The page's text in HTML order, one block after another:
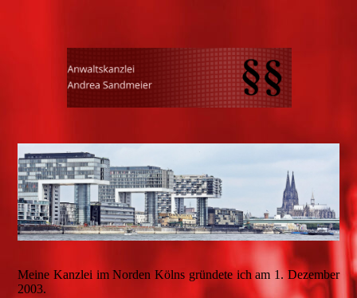
Meine Kanzlei im Norden Kölns gründete ich am 1. Dezember
2003.